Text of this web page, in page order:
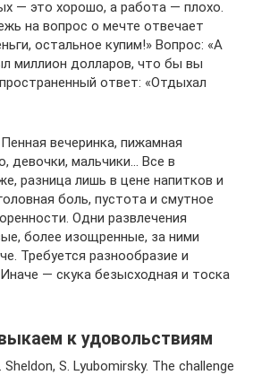
— это хорошо, а работа — плохо.
на вопрос о мечте отвечает
остальное купим!» Вопрос: «А
миллион долларов, что бы вы
ответ: «Отдыхал
вечеринка, пижамная
девочки, мальчики… Все в
разница лишь в цене напитков и
боль, пустота и смутное
Одни развлечения
более изощренные, за ними
Требуется разнообразие и
— скука безысходная и тоска
к удовольствиям
S. Lyubomirsky. The challenge